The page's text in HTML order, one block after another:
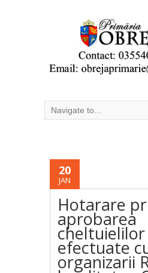
20
JAN
Hotarare
aprobarea
cheltuielilor
efectuate
organizarii